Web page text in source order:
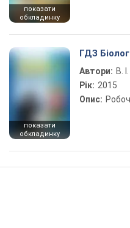
показати
обкладинку
показати
обкладинку
ГДЗ
Автори: В.
Рік: 2015
Опис: